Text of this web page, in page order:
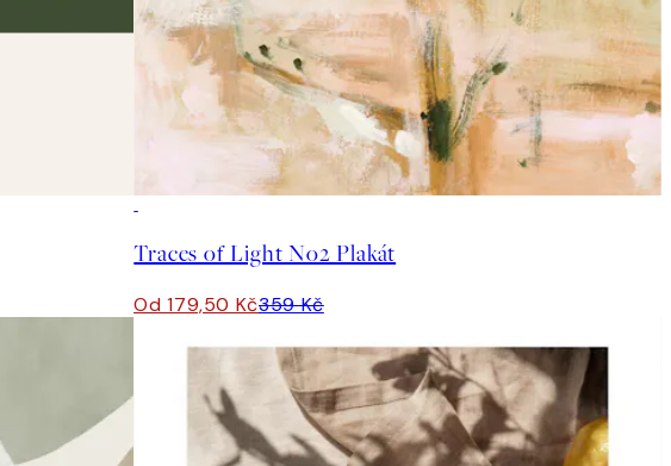
Traces of Light No2 Plakát
Od 179,50 Kč359 Kč